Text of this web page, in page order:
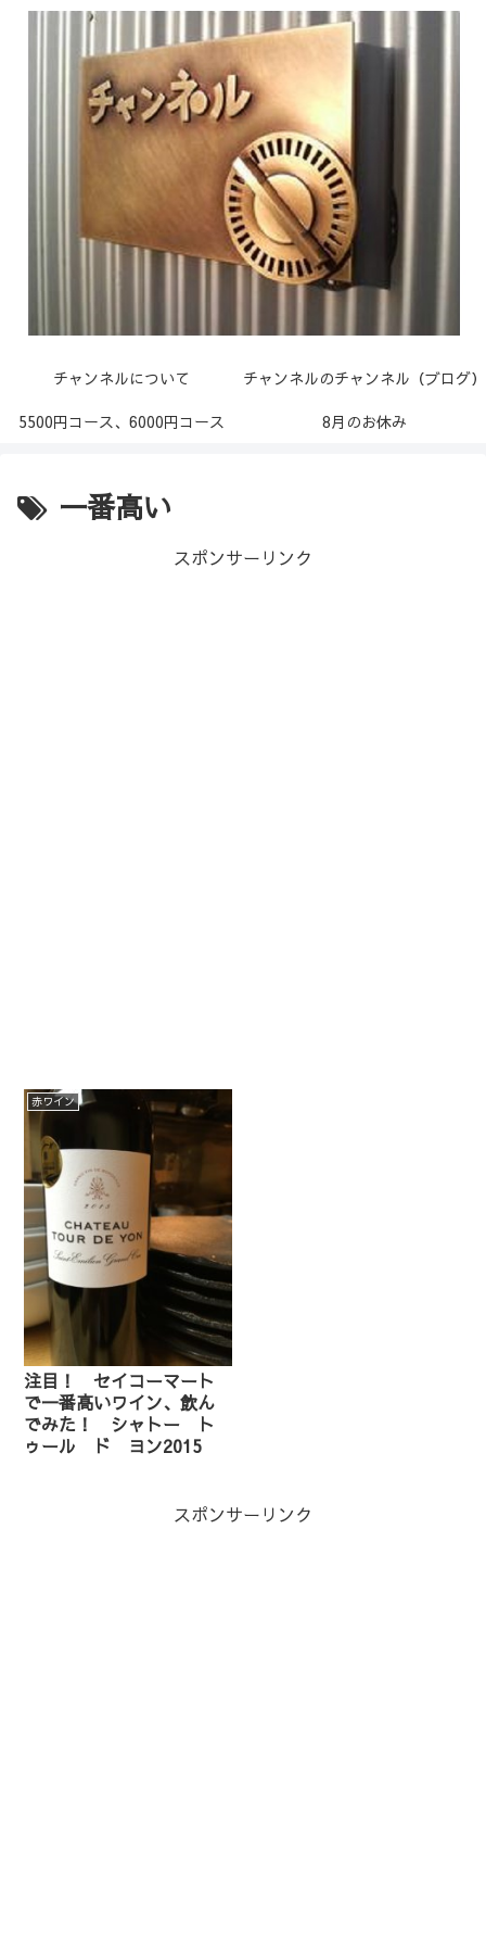
チャンネルについて
チャンネルのチャンネル（ブログ）
5500円コース、6000円コース
8月のお休み
一番高い
スポンサーリンク
赤ワイン
注目！ セイコーマート
で一番高いワイン、飲ん
でみた！ シャトー ト
ゥール ド ヨン2015
スポンサーリンク